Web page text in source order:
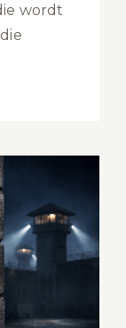
wordt
het